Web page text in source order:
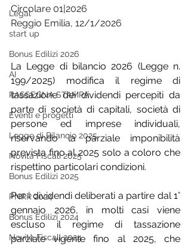
Legal
start up
Bonus Edilizi 2026
AI
RASSEGNA STAMPA
Eventi e progetti
Legge di Bilancio 2025
Novità Fiscali 2025
Bonus Edilizi 2025
PNRR 2024
Bonus Edilizi 2024
Novità Fiscali 2024
Circolare 01|2026
Reggio Emilia, 12/1/2026
La Legge di bilancio 2026 (Legge n.
199/2025) modifica il regime di
tassazione dei dividendi percepiti da
parte di società di capitali, società di
persone ed imprese individuali,
riservando la parziale imponibilità
prevista fino al 2025 solo a coloro che
rispettino particolari condizioni.
Per i dividendi deliberati a partire dal 1°
gennaio 2026, in molti casi viene
escluso il regime di tassazione
parziale vigente fino al 2025, che